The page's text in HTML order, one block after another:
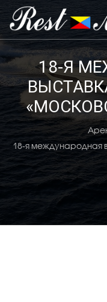
18-Я
18-я международная